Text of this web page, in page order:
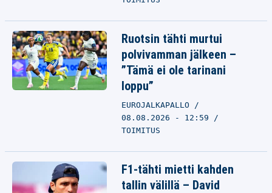
Ruotsin tähti murtui
polvivamman jälkeen –
”Tämä ei ole tarinani
loppu”
EUROJALKAPALLO
08.08.2026 - 12:59
TOIMITUS
F1-tähti mietti kahden
tallin välillä – David